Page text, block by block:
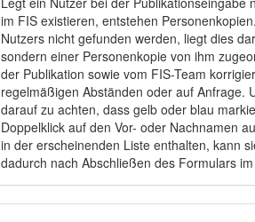
im FIS existieren, entstehen
Nutzers nicht gefunden werden, liegt dies
sondern einer Personenkopie von ihm
der Publikation sowie vom FIS-Team
regelmäßigen Abständen oder auf Anfrage.
darauf zu achten, dass gelb oder blau
Doppelklick auf den Vor- oder Nachnamen
in der erscheinenden Liste enthalten, kann
dadurch nach Abschließen des Formulars